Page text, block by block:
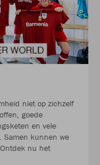
niet op zichzelf
goede
en vele
Samen kunnen we
nu het